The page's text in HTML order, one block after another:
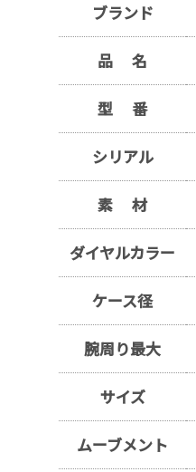
ブランド
品 名
型 番
シリアル
素 材
ダイヤルカラー
ケース径
腕周り最大
サイズ
ムーブメント